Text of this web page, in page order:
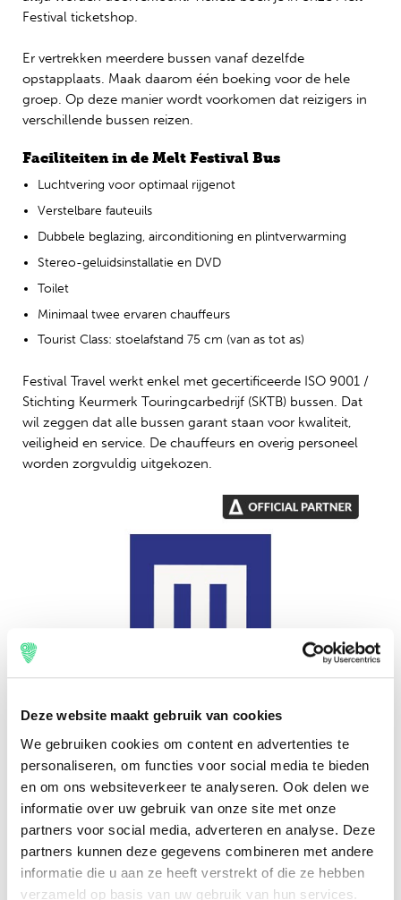
Deze website maakt gebruik van cookies
We gebruiken cookies om content en advertenties te
personaliseren, om functies voor social media te bieden
en om ons websiteverkeer te analyseren. Ook delen we
informatie over uw gebruik van onze site met onze
partners voor social media, adverteren en analyse. Deze
partners kunnen deze gegevens combineren met andere
informatie die u aan ze heeft verstrekt of die ze hebben
verzameld op basis van uw gebruik van hun services.
Festival ticketshop.
Er vertrekken meerdere bussen vanaf dezelfde
opstapplaats. Maak daarom één boeking voor de hele
groep. Op deze manier wordt voorkomen dat reizigers in
verschillende bussen reizen.
Faciliteiten in de Melt Festival Bus
Luchtvering voor optimaal rijgenot
Verstelbare fauteuils
Dubbele beglazing, airconditioning en plintverwarming
Stereo-geluidsinstallatie en DVD
Toilet
Minimaal twee ervaren chauffeurs
Tourist Class: stoelafstand 75 cm (van as tot as)
Festival Travel werkt enkel met gecertificeerde ISO 9001 /
Stichting Keurmerk Touringcarbedrijf (SKTB) bussen. Dat
wil zeggen dat alle bussen garant staan voor kwaliteit,
veiligheid en service. De chauffeurs en overig personeel
worden zorgvuldig uitgekozen.
Nog niet beschikbaar
Melt Festival, Duitsland
Reisperiode
Nog niet bekend